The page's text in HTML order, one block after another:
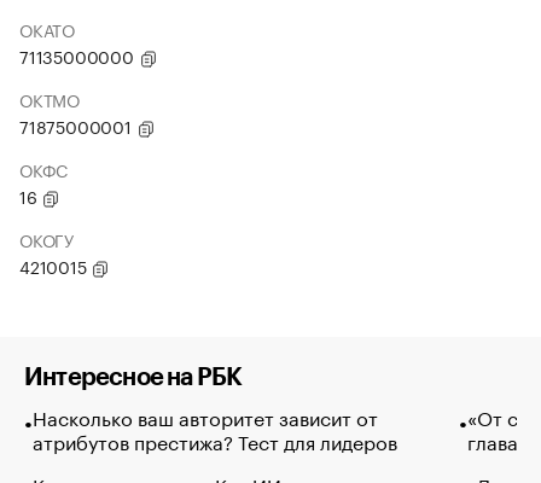
ОКАТО
71135000000
ОКТМО
71875000001
ОКФС
16
ОКОГУ
4210015
Интересное на РБК
Насколько ваш авторитет зависит от
атрибутов престижа? Тест для лидеров
«От
глава